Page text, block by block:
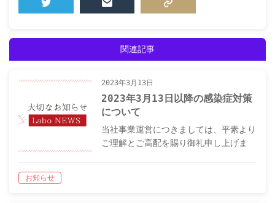
関連記事
2023年3月13日
2023年3月13日以降の感染症対策
について
当社事業運営につきましては、平素より
ご理解とご高配を賜り御礼申し上げま
お知らせ